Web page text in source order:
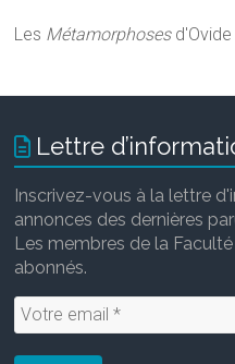
Les Métamorphosesd'Ovide
Lettre
Inscrivez-vous à la lettre
annonces des dernières
Les membres de la
abonnés.